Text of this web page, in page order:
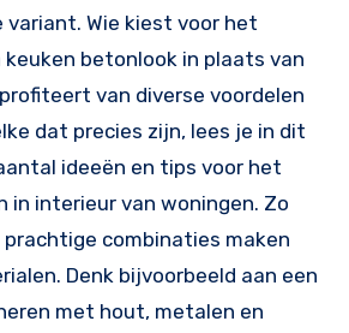
variant. Wie kiest voor het
betonlook in plaats van
van diverse voordelen
dat precies zijn, lees je in dit
ideeën en tips voor het
in interieur van woningen. Zo
combinaties maken
Denk bijvoorbeeld aan een
met hout, metalen en